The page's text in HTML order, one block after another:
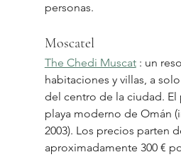
personas.
Moscatel
The Chedi Muscat : un
habitaciones y villas, a
del centro de la ciudad. El
playa moderno de Omán
2003). Los precios parten
aproximadamente 300 €